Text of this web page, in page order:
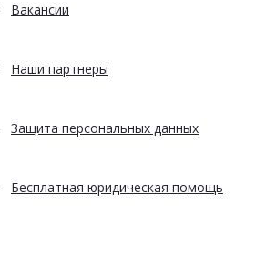
Вакансии
Наши партнеры
Защита персональных данных
Бесплатная юридическая помощь